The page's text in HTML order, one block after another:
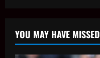
YOU MAY HAVE MISSED